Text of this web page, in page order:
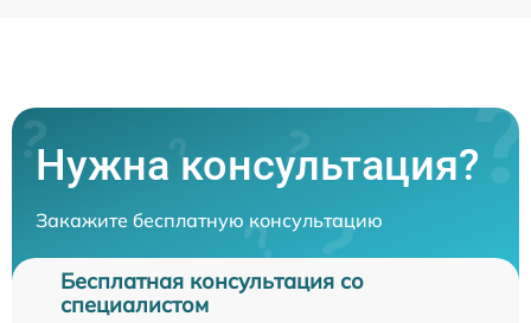
Нужна консультация?
Закажите бесплатную консультацию
Бесплатная консультация со
специалистом